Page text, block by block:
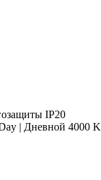
IP20
| Дневной 4000 K